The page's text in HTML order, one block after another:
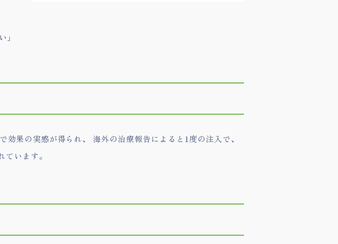
」
果の実感が得られ、 海外の治療報告によると1度の注入で、
います。